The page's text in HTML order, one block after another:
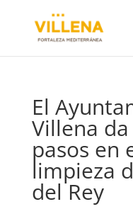
El
Villena
pasos en
limpieza
del Rey